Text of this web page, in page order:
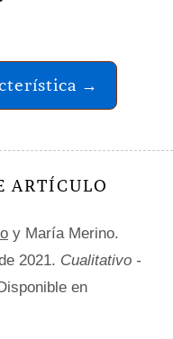
→
ARTÍCULO
y María Merino.
2021. Cualitativo -
en